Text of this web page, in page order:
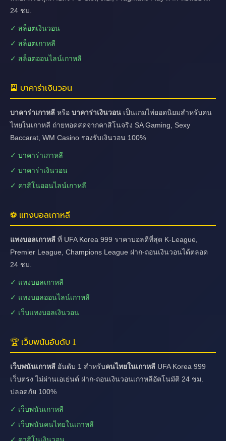
24 ชม.
✓ สล็อตเงินวอน
✓ สล็อตเกาหลี
✓ สล็อตออนไลน์เกาหลี
🎴 บาคาร่าเงินวอน
บาคาร่าเกาหลี หรือ บาคาร่าเงินวอน เป็นเกมไพ่ยอดนิยมสำหรับคน
ไทยในเกาหลี ถ่ายทอดสดจากคาสิโนจริง SA Gaming, Sexy
Baccarat, WM Casino รองรับเงินวอน 100%
✓ บาคาร่าเกาหลี
✓ บาคาร่าเงินวอน
✓ คาสิโนออนไลน์เกาหลี
⚽ แทงบอลเกาหลี
แทงบอลเกาหลี ที่ UFA Korea 999 ราคาบอลดีที่สุด K-League,
Premier League, Champions League ฝาก-ถอนเงินวอนได้ตลอด
24 ชม.
✓ แทงบอลเกาหลี
✓ แทงบอลออนไลน์เกาหลี
✓ เว็บแทงบอลเงินวอน
🏆 เว็บพนันอันดับ 1
เว็บพนันเกาหลี อันดับ 1 สำหรับคนไทยในเกาหลี UFA Korea 999
เว็บตรง ไม่ผ่านเอเย่นต์ ฝาก-ถอนเงินวอนเกาหลีอัตโนมัติ 24 ชม.
ปลอดภัย 100%
✓ เว็บพนันเกาหลี
✓ เว็บพนันคนไทยในเกาหลี